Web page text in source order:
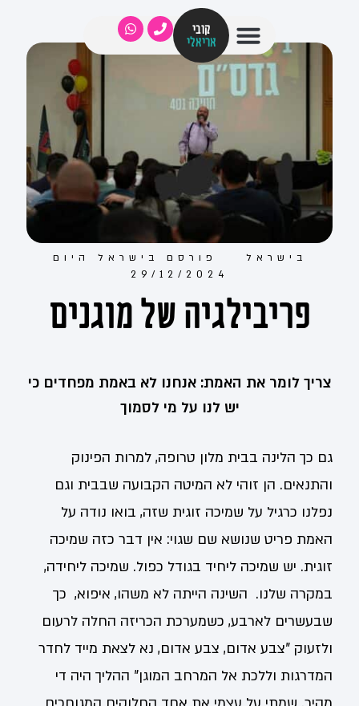
קובי
אריאלי
בישראל פורסם ב ישראל היום
29/12/2024
פריבילגיה של מוגנים
צריך לומר את האמת: אנחנו לא באמת מפחדים כי
יש לנו על מי לסמוך
גם כך הלינה בבית מלון טרופה, למרות הפינוק
והתנאים. הן זוהי לא המיטה הקבועה שבבית וגם
נפלנו כרגיל על שמיכה זוגית שזה, בואו נודה על
האמת פריט שנושא שם שגוי: אין דבר כזה שמיכה
זוגית. יש שמיכה ליחיד בגודל כפול. שמיכה ליחידה,
במקרה שלנו. השינה הייתה לא משהו, איפוא, כך
שבעשרים לארבע, כשמערכת הכריזה החלה לרעום
ולזעוק "צבע אדום, צבע אדום, נא לצאת מייד לחדר
המדרגות וללכת אל המרחב המוגן" ההליך היה די